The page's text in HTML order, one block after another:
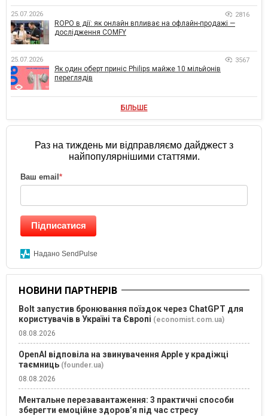
25.07.2026 2816
ROPO в дії: як онлайн впливає на офлайн-продажі —
дослідження COMFY
25.07.2026 3567
Як один оберт приніс Philips майже 10 мільйонів
переглядів
БІЛЬШЕ
Раз на тиждень ми відправляємо дайджест з
найпопулярнішими статтями.
Ваш email *
Підписатися
Надано SendPulse
НОВИНИ ПАРТНЕРІВ
Bolt запустив бронювання поїздок через ChatGPT для
користувачів в Україні та Європі (economist.com.ua)
08.08.2026
OpenAI відповіла на звинувачення Apple у крадіжці
таємниць (founder.ua)
08.08.2026
Ментальне перезавантаження: 3 практичні способи
зберегти емоційне здоров’я під час стресу